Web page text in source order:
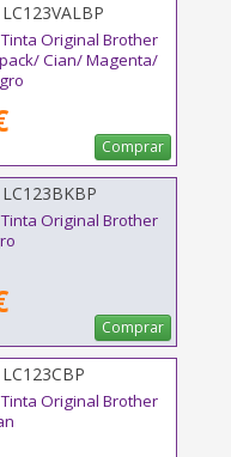
Original Brother
Cian/ Magenta/
Comprar
Original Brother
Comprar
Original Brother